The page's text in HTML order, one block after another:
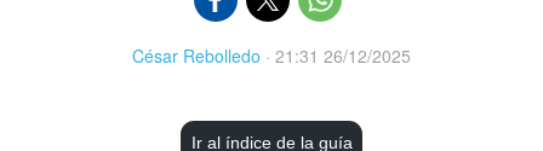
César Rebolledo · 21:31 26/12/2025
Ir al índice de la guía